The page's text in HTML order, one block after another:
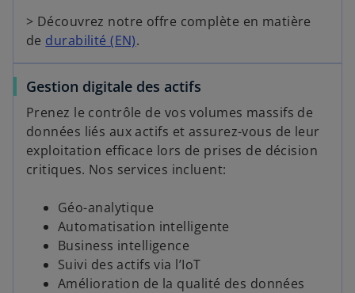
> Découvrez notre offre complète en matière
de durabilité (EN).
Gestion digitale des actifs
Prenez le contrôle de vos volumes massifs de
données liés aux actifs et assurez-vous de leur
exploitation efficace lors de prises de décision
critiques. Nos services incluent:
Géo-analytique
Automatisation intelligente
Business intelligence
Suivi des actifs via l’IoT
Amélioration de la qualité des données